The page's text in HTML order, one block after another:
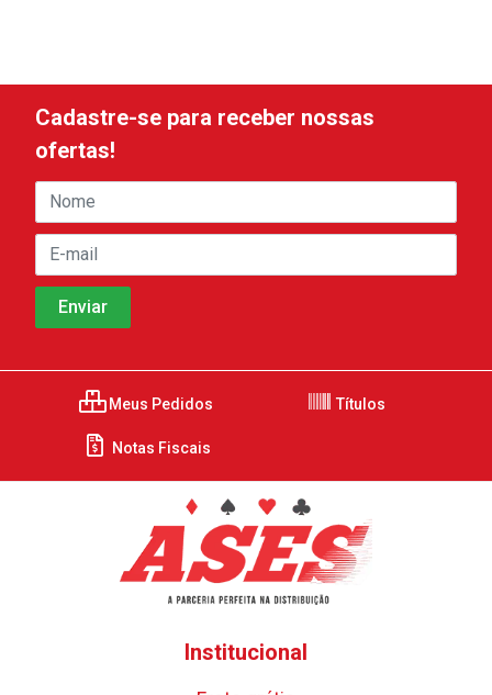
Cadastre-se para receber nossas
ofertas!
Meus Pedidos Títulos
Notas Fiscais
Institucional